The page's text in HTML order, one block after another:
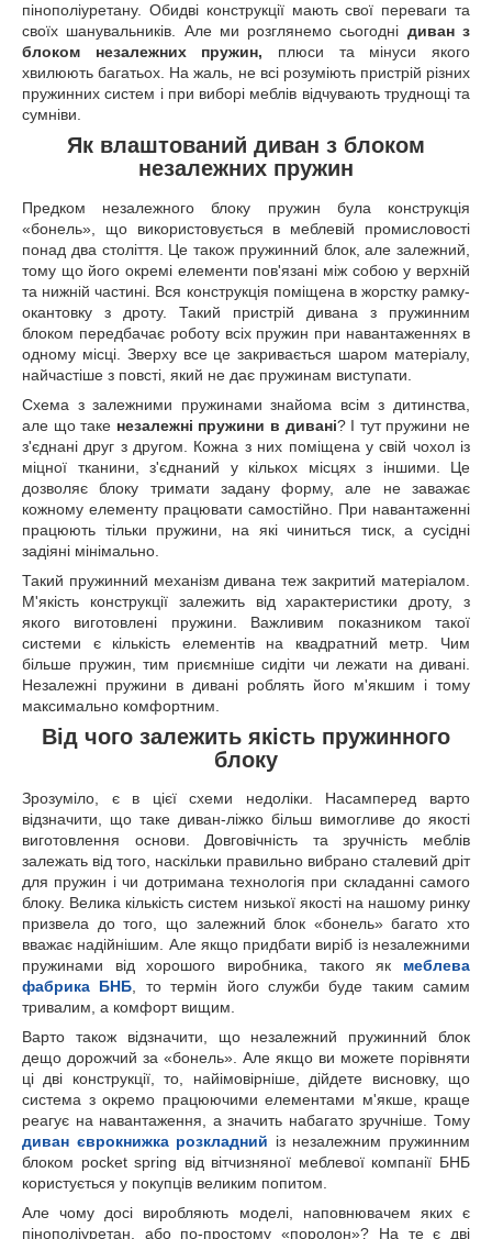
пінополіуретану. Обидві конструкції мають свої переваги та
своїх шанувальників. Але ми розглянемо сьогодні диван з
блоком незалежних пружин, плюси та мінуси якого
хвилюють багатьох. На жаль, не всі розуміють пристрій різних
пружинних систем і при виборі меблів відчувають труднощі та
сумніви.
Як влаштований диван з блоком
незалежних пружин
Предком незалежного блоку пружин була конструкція
«бонель», що використовується в меблевій промисловості
понад два століття. Це також пружинний блок, але залежний,
тому що його окремі елементи пов'язані між собою у верхній
та нижній частині. Вся конструкція поміщена в жорстку рамку-
окантовку з дроту. Такий пристрій дивана з пружинним
блоком передбачає роботу всіх пружин при навантаженнях в
одному місці. Зверху все це закривається шаром матеріалу,
найчастіше з повсті, який не дає пружинам виступати.
Схема з залежними пружинами знайома всім з дитинства,
але що таке незалежні пружини в дивані? І тут пружини не
з'єднані друг з другом. Кожна з них поміщена у свій чохол із
міцної тканини, з'єднаний у кількох місцях з іншими. Це
дозволяє блоку тримати задану форму, але не заважає
кожному елементу працювати самостійно. При навантаженні
працюють тільки пружини, на які чиниться тиск, а сусідні
задіяні мінімально.
Такий пружинний механізм дивана теж закритий матеріалом.
М'якість конструкції залежить від характеристики дроту, з
якого виготовлені пружини. Важливим показником такої
системи є кількість елементів на квадратний метр. Чим
більше пружин, тим приємніше сидіти чи лежати на дивані.
Незалежні пружини в дивані роблять його м'якшим і тому
максимально комфортним.
Від чого залежить якість пружинного
блоку
Зрозуміло, є в цієї схеми недоліки. Насамперед варто
відзначити, що таке диван-ліжко більш вимогливе до якості
виготовлення основи. Довговічність та зручність меблів
залежать від того, наскільки правильно вибрано сталевий дріт
для пружин і чи дотримана технологія при складанні самого
блоку. Велика кількість систем низької якості на нашому ринку
призвела до того, що залежний блок «бонель» багато хто
вважає надійнішим. Але якщо придбати виріб із незалежними
пружинами від хорошого виробника, такого як меблева
фабрика БНБ, то термін його служби буде таким самим
тривалим, а комфорт вищим.
Варто також відзначити, що незалежний пружинний блок
дещо дорожчий за «бонель». Але якщо ви можете порівняти
ці дві конструкції, то, найімовірніше, дійдете висновку, що
система з окремо працюючими елементами м'якше, краще
реагує на навантаження, а значить набагато зручніше. Тому
диван єврокнижка розкладний із незалежним пружинним
блоком pocket spring від вітчизняної меблевої компанії БНБ
користується у покупців великим попитом.
Але чому досі виробляють моделі, наповнювачем яких є
пінополіуретан, або по-простому «поролон»? На те є дві